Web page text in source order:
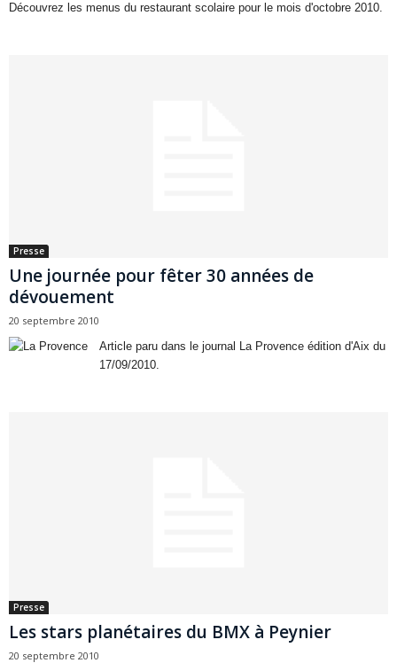
Découvrez les menus du restaurant scolaire pour le mois d'octobre 2010.
Presse
Une journée pour fêter 30 années de
dévouement
20 septembre 2010
Article paru dans le journal La Provence édition d'Aix du
17/09/2010.
Presse
Les stars planétaires du BMX à Peynier
20 septembre 2010